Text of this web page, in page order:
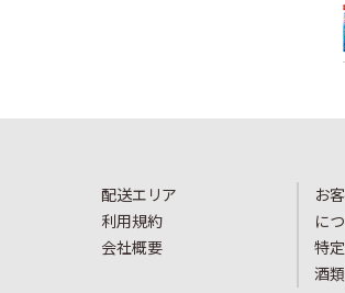
配送エリア
利用規約
会社概要
お
に
特
酒